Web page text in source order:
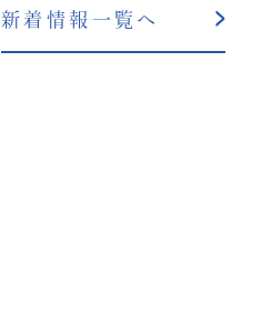
新着情報一覧へ